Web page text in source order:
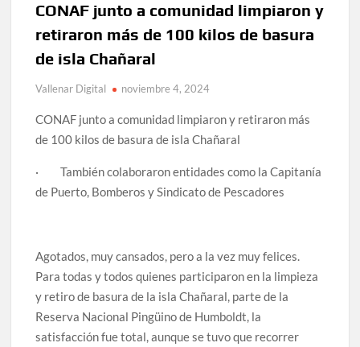
CONAF junto a comunidad limpiaron y
retiraron más de 100 kilos de basura
de isla Chañaral
Vallenar Digital noviembre 4, 2024
CONAF junto a comunidad limpiaron y retiraron más
de 100 kilos de basura de isla Chañaral
·También colaboraron entidades como la Capitanía
de Puerto, Bomberos y Sindicato de Pescadores
Agotados, muy cansados, pero a la vez muy felices.
Para todas y todos quienes participaron en la limpieza
y retiro de basura de la isla Chañaral, parte de la
Reserva Nacional Pingüino de Humboldt, la
satisfacción fue total, aunque se tuvo que recorrer